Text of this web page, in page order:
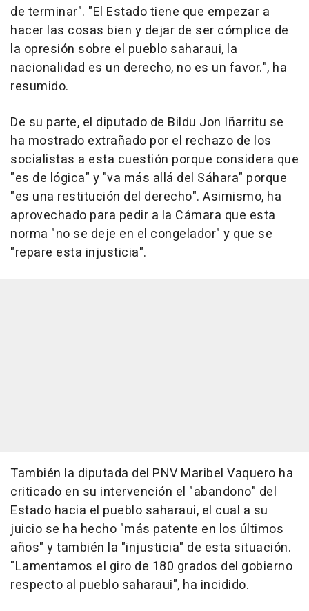
de terminar". "El Estado tiene que empezar a
hacer las cosas bien y dejar de ser cómplice de
la opresión sobre el pueblo saharaui, la
nacionalidad es un derecho, no es un favor.", ha
resumido.
De su parte, el diputado de Bildu Jon Iñarritu se
ha mostrado extrañado por el rechazo de los
socialistas a esta cuestión porque considera que
"es de lógica" y "va más allá del Sáhara" porque
"es una restitución del derecho". Asimismo, ha
aprovechado para pedir a la Cámara que esta
norma "no se deje en el congelador" y que se
"repare esta injusticia".
También la diputada del PNV Maribel Vaquero ha
criticado en su intervención el "abandono" del
Estado hacia el pueblo saharaui, el cual a su
juicio se ha hecho "más patente en los últimos
años" y también la "injusticia" de esta situación.
"Lamentamos el giro de 180 grados del gobierno
respecto al pueblo saharaui", ha incidido.